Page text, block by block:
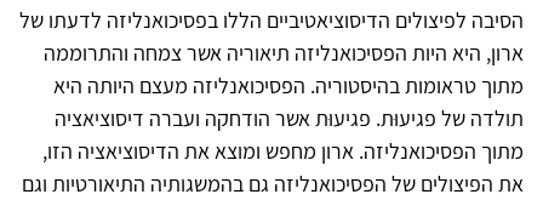
הסיבה לפיצולים הדיסוציאטיביים הללו בפסיכואנליזה לדעתו של
ארון, היא היות הפסיכואנליזה תיאוריה אשר צמחה והתרוממה
מתוך טראומות בהיסטוריה. הפסיכואנליזה מעצם היותה היא
תולדה של פגיעוּת. פגיעוּת אשר הודחקה ועברה דיסוציאציה
מתוך הפסיכואנליזה. ארון מחפש ומוצא את הדיסוציאציה הזו,
את הפיצולים של הפסיכואנליזה גם בהמשגותיה התיאורטיות וגם